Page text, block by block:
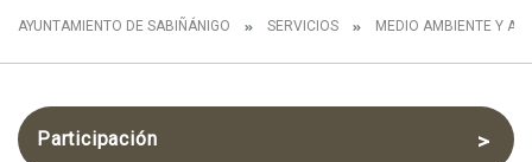
AYUNTAMIENTO DE SABIÑÁNIGO SERVICIOS MEDIO AMBIENTE Y
Participación